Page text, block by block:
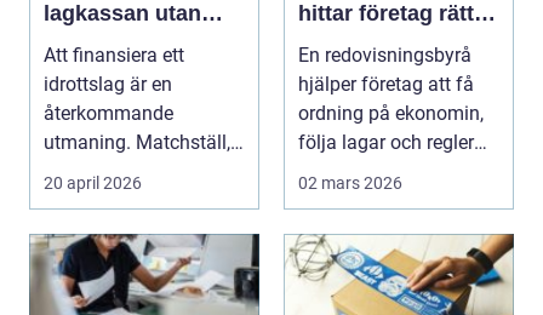
lagkassan utan
krångel
Att finansiera ett
idrottslag är en
återkommande
utmaning. Matchställ,
cuper, träningsläger,
utrustn...
20 april 2026
hittar företag rätt
stöd för ekonomin
En redovisningsbyrå
hjälper företag att få
ordning på ekonomin,
följa lagar och regler
och fatta bät...
02 mars 2026